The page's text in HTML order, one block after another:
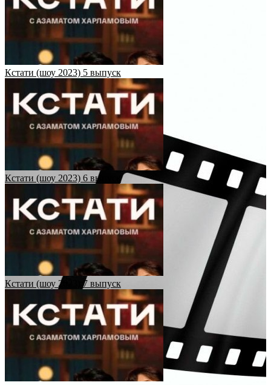
Кстати (шоу 2023) 5 выпуск
Кстати (шоу 2023) 6 выпуск
Кстати (шоу 2023) 7 выпуск